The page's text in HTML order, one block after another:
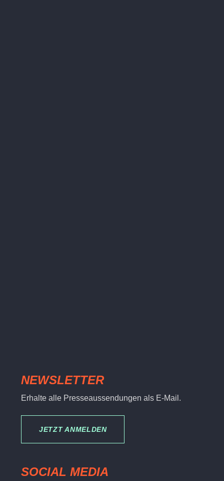
NEWSLETTER
Erhalte alle Presseaussendungen als E-Mail.
JETZT ANMELDEN
SOCIAL MEDIA